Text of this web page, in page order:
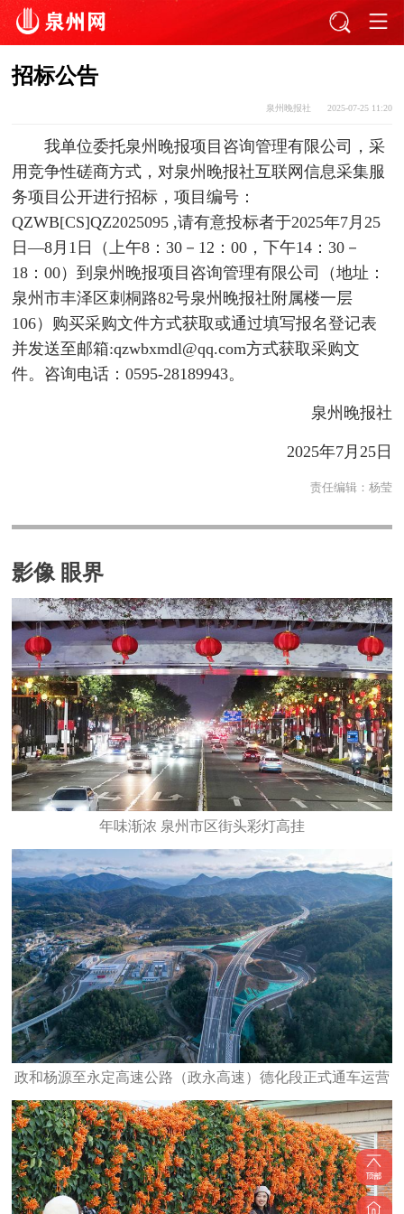
招标公告
泉州晚报社 2025-07-25 11:20
我单位委托泉州晚报项目咨询管理有限公司，采
用竞争性磋商方式，对泉州晚报社互联网信息采集服
务项目公开进行招标，项目编号：
QZWB[CS]QZ2025095 ,请有意投标者于2025年7月25
日—8月1日（上午8：30－12：00，下午14：30－
18：00）到泉州晚报项目咨询管理有限公司（地址：
泉州市丰泽区刺桐路82号泉州晚报社附属楼一层
106）购买采购文件方式获取或通过填写报名登记表
并发送至邮箱:qzwbxmdl@qq.com方式获取采购文
件。咨询电话：0595-28189943。
泉州晚报社
2025年7月25日
责任编辑： 杨莹
影像 眼界
年味渐浓 泉州市区街头彩灯高挂
政和杨源至永定高速公路（政永高速）德化段正式通车运营